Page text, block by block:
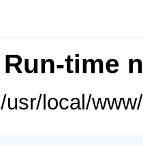
Run-time
/usr/local/